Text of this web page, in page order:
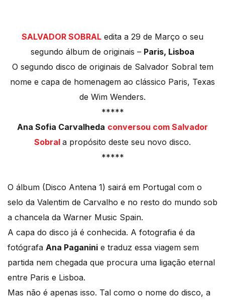
SALVADOR SOBRAL edita a 29 de Março o seu
segundo álbum de originais – Paris, Lisboa
O segundo disco de originais de Salvador Sobral tem
nome e capa de homenagem ao clássico Paris, Texas
de Wim Wenders.
*****
Ana Sofia Carvalheda conversou com Salvador
Sobral a propósito deste seu novo disco.
*****
O álbum (Disco Antena 1) sairá em Portugal com o
selo da Valentim de Carvalho e no resto do mundo sob
a chancela da Warner Music Spain.
A capa do disco já é conhecida. A fotografia é da
fotógrafa Ana Paganini e traduz essa viagem sem
partida nem chegada que procura uma ligação eternal
entre Paris e Lisboa.
Mas não é apenas isso. Tal como o nome do disco, a